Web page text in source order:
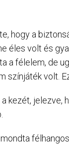
hogy a
éles volt és
a félelem, de
színjáték volt.
kezét, jelezve,